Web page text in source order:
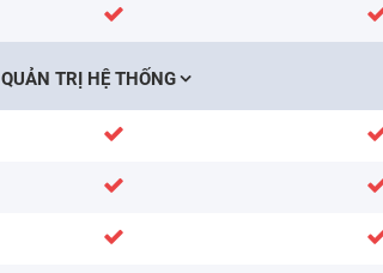
QUẢN TRỊ HỆ THỐNG